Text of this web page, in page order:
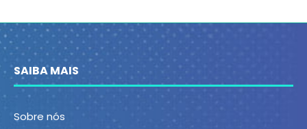
SAIBA MAIS
Sobre nós